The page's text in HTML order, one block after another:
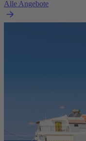
Alle Angebote